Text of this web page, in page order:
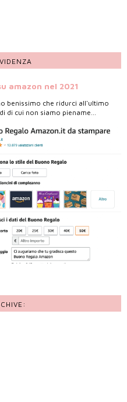
amazon nel 2021
benissimo che ridurci all'ultimo
di cui non siamo piename...